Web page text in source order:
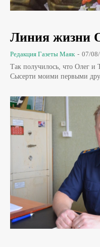
Линия жизни
Редакция Газеты Маяк - 07/
Так получилось, что Олег и
Сысерти моими первыми